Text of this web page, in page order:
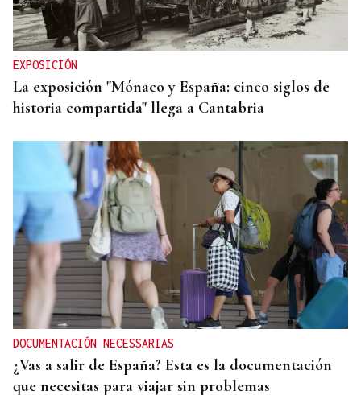
EXPOSICIÓN
La exposición "Mónaco y España: cinco siglos de
historia compartida" llega a Cantabria
DOCUMENTACIÓN NECESSARIAS
¿Vas a salir de España? Esta es la documentación
que necesitas para viajar sin problemas